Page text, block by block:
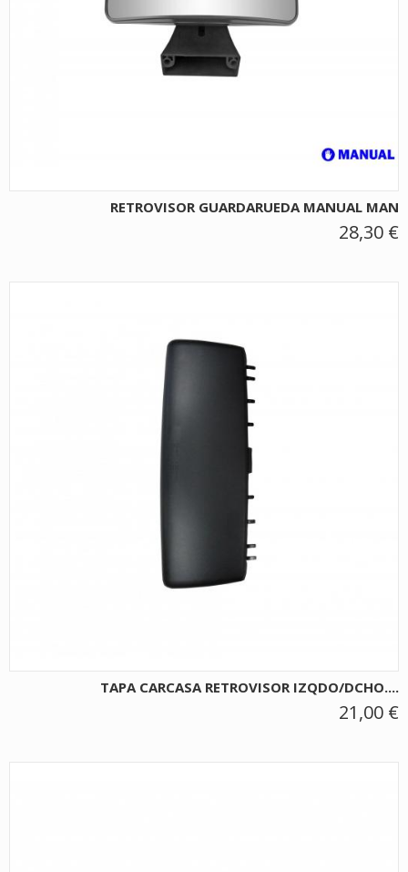
RETROVISOR GUARDARUEDA MANUAL MAN
28,30 €
TAPA CARCASA RETROVISOR IZQDO/DCHO....
21,00 €